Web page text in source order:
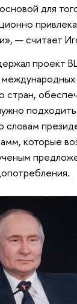
для
— считает
проект
стран,
словам
которые